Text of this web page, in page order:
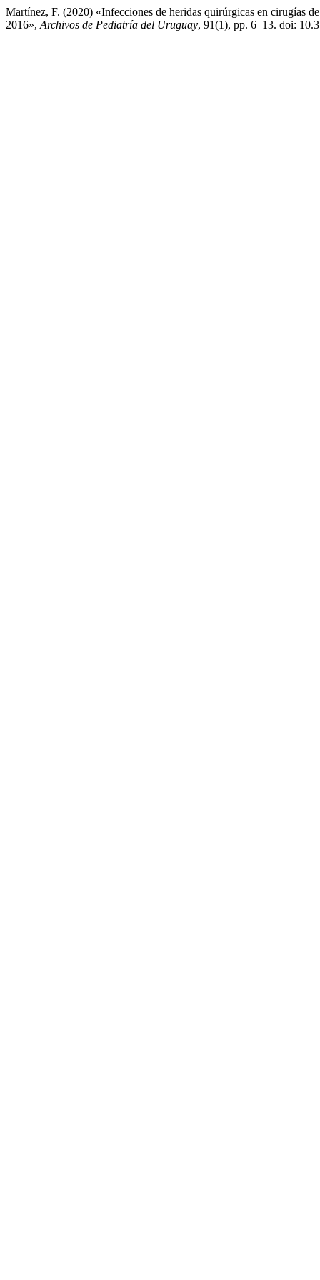
Martínez, F. (2020) «Infecciones de heridas quirúrgicas en cirugías
2016», Archivos de Pediatría del Uruguay, 91(1), pp. 6–13. doi: